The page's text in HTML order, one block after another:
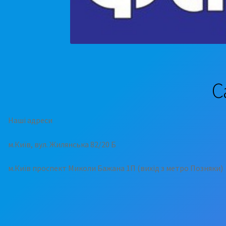
Наші адреси
м.Київ, вул. Жилянська 82/20 Б
м.Київ проспект Миколи Бажана 1П (вихід з метро Позняки)